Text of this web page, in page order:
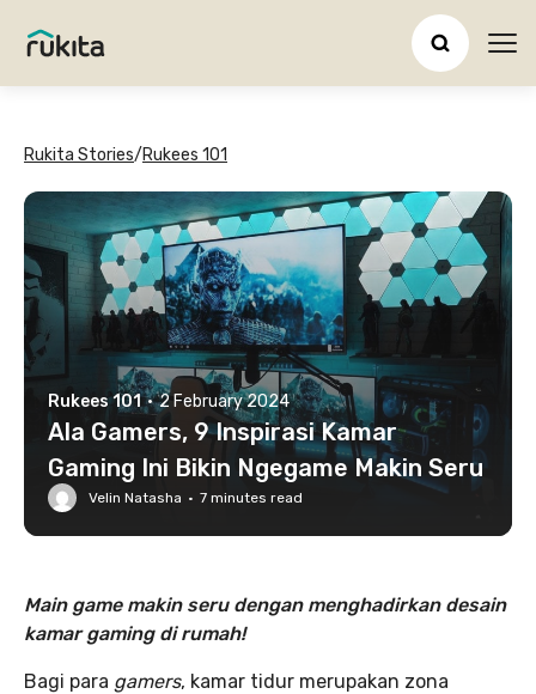
Rukita Stories/Rukees 101
Rukees 101 · 2 February 2024
Ala Gamers, 9 Inspirasi Kamar
Gaming Ini Bikin Ngegame Makin Seru
Velin Natasha · 7 minutes read
Main game makin seru dengan menghadirkan desain
kamar gaming di rumah!
Bagi para gamers, kamar tidur merupakan zona